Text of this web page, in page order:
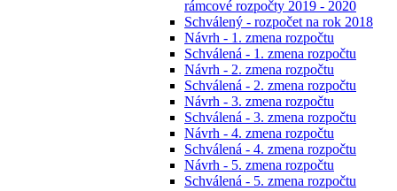
rámcové rozpočty 2019 - 2020
Schválený - rozpočet na rok 2018
Návrh - 1. zmena rozpočtu
Schválená - 1. zmena rozpočtu
Návrh - 2. zmena rozpočtu
Schválená - 2. zmena rozpočtu
Návrh - 3. zmena rozpočtu
Schválená - 3. zmena rozpočtu
Návrh - 4. zmena rozpočtu
Schválená - 4. zmena rozpočtu
Návrh - 5. zmena rozpočtu
Schválená - 5. zmena rozpočtu